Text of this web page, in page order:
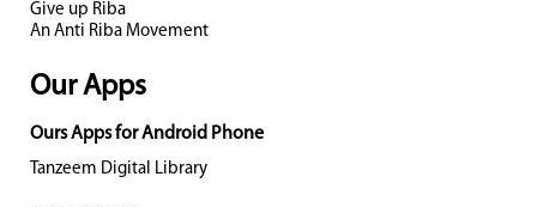
Give up Riba
An Anti Riba Movement
Our Apps
Ours Apps for Android Phone
Tanzeem Digital Library